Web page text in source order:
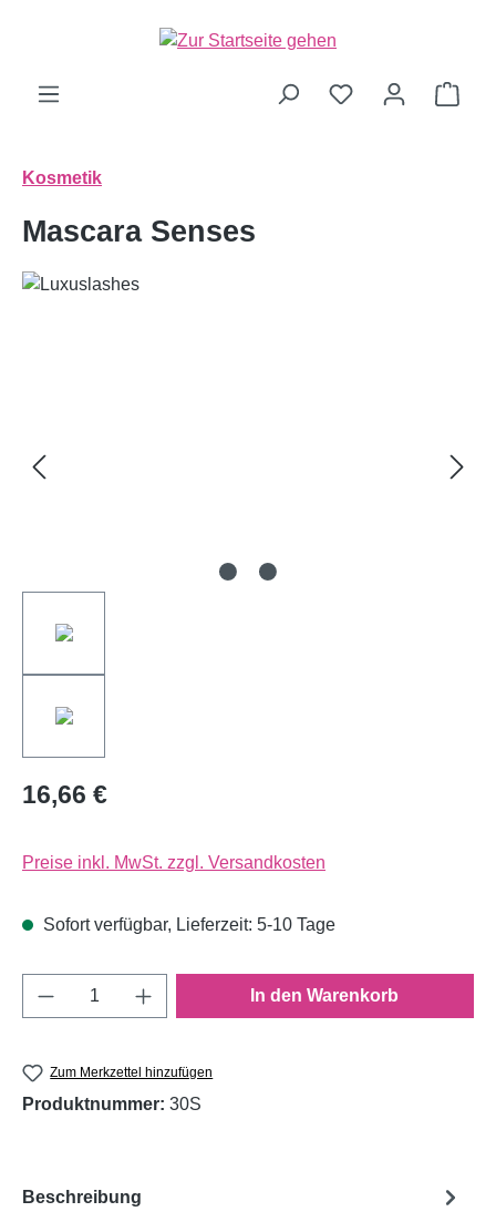
Kosmetik
Mascara Senses
16,66 €
Preise inkl. MwSt. zzgl. Versandkosten
Sofort verfügbar, Lieferzeit: 5-10 Tage
Produkt Anzahl: Gib den gewünschten
In den Warenkorb
Zum Merkzettel hinzufügen
Produktnummer: 30S
Beschreibung